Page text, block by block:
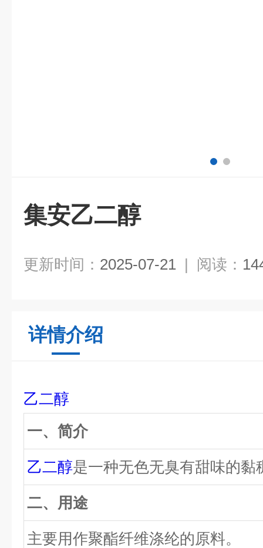
集安乙二醇
更新时间： 2025-07-21 | 阅读：
详情介绍
乙二醇
一、简介
乙二醇是一种无色无臭有甜味的黏
二、用途
主要用作聚酯纤维涤纶的原料。